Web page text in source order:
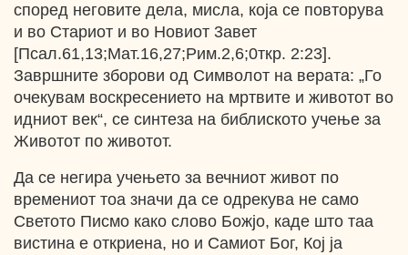
според неговите дела, мисла, која се повторува
и во Стариот и во Новиот 3авет
[Псал.61,13;Мат.16,27;Рим.2,6;0ткр. 2:23].
Завршните зборови од Символот на верата: „Го
очекувам воскресението на мртвите и животот во
идниот век“, се синтеза на библиското учење за
Животот по животот.
Да се негира учењето за вечниот живот по
времениот тоа значи да се одрекува не само
Светото Писмо како слово Божјо, каде што таа
вистина е откриена, но и Самиот Бог, Кој ја